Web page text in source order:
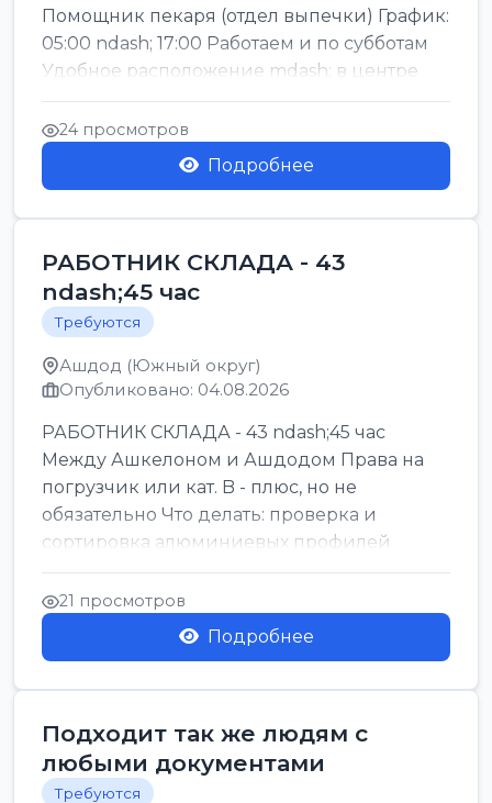
Помощник пекаря (отдел выпечки) График:
05:00 ndash; 17:00 Работаем и по субботам
Удобное расположение mdash; в центре
го...
24 просмотров
Подробнее
РАБОТНИК СКЛАДА - 43
ndash;45 час
Требуются
Ашдод (Южный округ)
Опубликовано: 04.08.2026
РАБОТНИК СКЛАДА - 43 ndash;45 час
Между Ашкелоном и Ашдодом Права на
погрузчик или кат. B - плюс, но не
обязательно Что делать: проверка и
сортировка алюминиевых профилей
График: 5 дн, с 7:00 до 17:00...
21 просмотров
Подробнее
Подходит так же людям с
любыми документами
Требуются